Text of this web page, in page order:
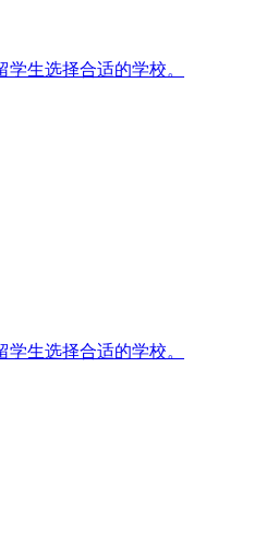
生选择合适的学校。
生选择合适的学校。